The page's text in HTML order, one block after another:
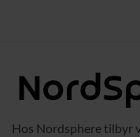
Hos Nordsphere tilbyr